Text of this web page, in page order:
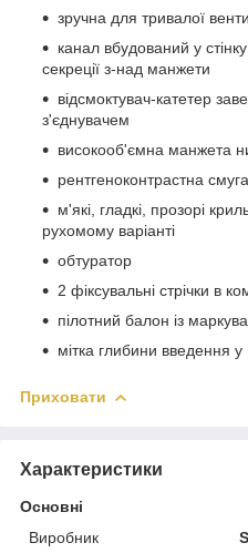
зручна для тривалої
канал вбудований у
секреції з-над манжети
відсмоктувач-катетер
з'єднувачем
високооб'ємна манжета
рентгеноконтрастна
м'які, гладкі, прозорі
рухомому варіанті
обтуратор
2 фіксувальні стрічки в
пілотний балон із
мітка глибини введення
Приховати
Характеристики
Основні
Виробник